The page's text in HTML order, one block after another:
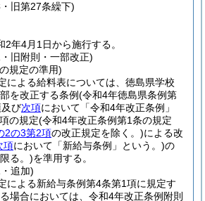
旧第27条繰下)
2年4月1日から施行する。
旧附則・一部改正)
規定の準用)
による給料表については、徳島県学校
を改正する条例(令和4年徳島県条例第
び次項において「令和4年改正条例」
の規定(令和4年改正条例第1条の規定
2の3第2項の改正規定を除く。)による改
項において「新給与条例」という。)の
る。)を準用する。
追加)
による新給与条例第4条第1項に規定す
場合においては、令和4年改正条例附則